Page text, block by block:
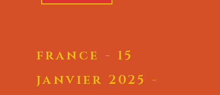
france - 15
janvier 2025 -